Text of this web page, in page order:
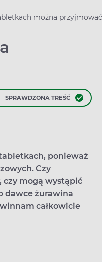
można
SPRAWDZONA TREŚĆ
ponieważ
Czy
czy mogą wystąpić
dawce żurawina
całkowicie